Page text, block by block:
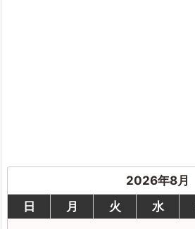
2026年8月
日
月 火 水